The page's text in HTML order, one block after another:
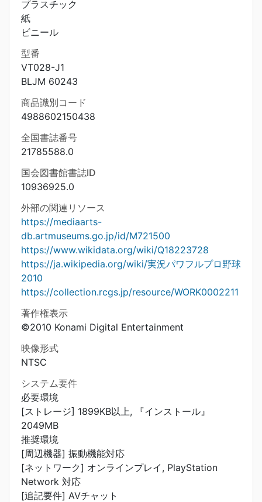
プラスチック
紙
ビニール
型番
VT028-J1
BLJM 60243
商品識別コード
4988602150438
全国書誌番号
21785588.0
国会図書館書誌ID
10936925.0
外部の関連リソース
https://mediaarts-
db.artmuseums.go.jp/id/M721500
https://www.wikidata.org/wiki/Q18223728
https://ja.wikipedia.org/wiki/実況パワフルプロ野球
2010
https://collection.rcgs.jp/resource/WORK0002211
著作権表示
©2010 Konami Digital Entertainment
映像形式
NTSC
システム要件
必要環境
[ストレージ] 1899KB以上, 『インストール』
2049MB
推奨環境
[周辺機器] 振動機能対応
[ネットワーク] オンラインプレイ, PlayStation
Network 対応
[追記要件] AVチャット